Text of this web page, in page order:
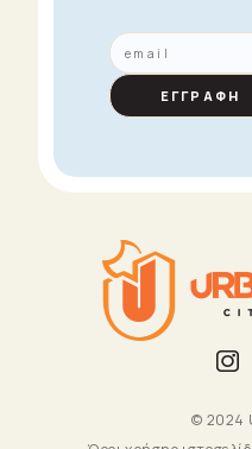
ΕΓΓΡΑΦΗ
© 2024